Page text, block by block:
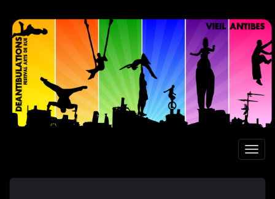
Aller
contenu
principal